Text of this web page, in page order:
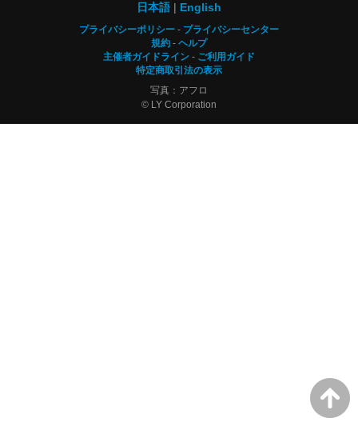
日本語
English
プライバシーポリシー
プライバシーセンター
規約
ヘルプ
主催者ガイドライン
ご利用ガイド
特定商取引法の表示
写真：アフロ
© LY Corporation